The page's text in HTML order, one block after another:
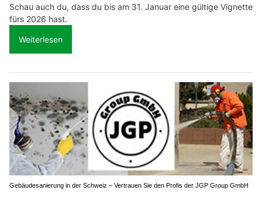
Schau auch du, dass du bis am 31. Januar eine gültige Vignette
fürs 2026 hast.
Weiterlesen
Gebäudesanierung in der Schweiz – Vertrauen Sie den Profis der JGP Group GmbH